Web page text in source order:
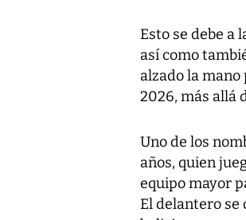
Esto se debe a
así como
alzado la
2026, más allá
Uno de los
años, quien
equipo mayor
El delantero se